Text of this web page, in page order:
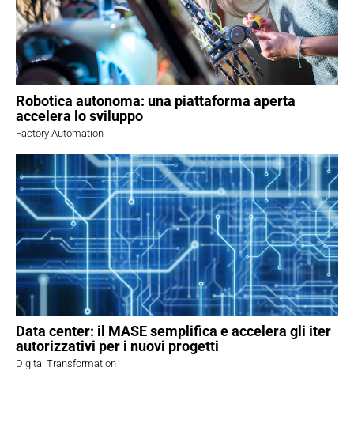
Robotica autonoma: una piattaforma aperta
accelera lo sviluppo
Factory Automation
Data center: il MASE semplifica e accelera gli iter
autorizzativi per i nuovi progetti
Digital Transformation